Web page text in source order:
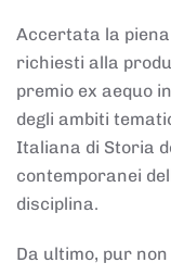
Accertata la
richiesti alla
premio ex aequo
degli ambiti
Italiana di Storia
contemporanei
disciplina.
Da ultimo, pur